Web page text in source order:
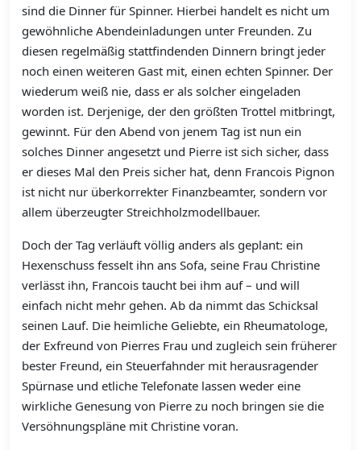
sind die Dinner für Spinner. Hierbei handelt es nicht um
gewöhnliche Abendeinladungen unter Freunden. Zu
diesen regelmäßig stattfindenden Dinnern bringt jeder
noch einen weiteren Gast mit, einen echten Spinner. Der
wiederum weiß nie, dass er als solcher eingeladen
worden ist. Derjenige, der den größten Trottel mitbringt,
gewinnt. Für den Abend von jenem Tag ist nun ein
solches Dinner angesetzt und Pierre ist sich sicher, dass
er dieses Mal den Preis sicher hat, denn Francois Pignon
ist nicht nur überkorrekter Finanzbeamter, sondern vor
allem überzeugter Streichholzmodellbauer.
Doch der Tag verläuft völlig anders als geplant: ein
Hexenschuss fesselt ihn ans Sofa, seine Frau Christine
verlässt ihn, Francois taucht bei ihm auf – und will
einfach nicht mehr gehen. Ab da nimmt das Schicksal
seinen Lauf. Die heimliche Geliebte, ein Rheumatologe,
der Exfreund von Pierres Frau und zugleich sein früherer
bester Freund, ein Steuerfahnder mit herausragender
Spürnase und etliche Telefonate lassen weder eine
wirkliche Genesung von Pierre zu noch bringen sie die
Versöhnungspläne mit Christine voran.